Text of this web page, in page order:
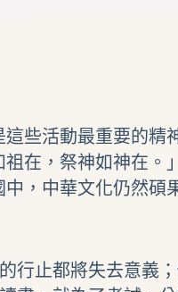
些活動最重要的精
祖在，祭神如神在。
，中華文化仍然碩
行止都將失去意義